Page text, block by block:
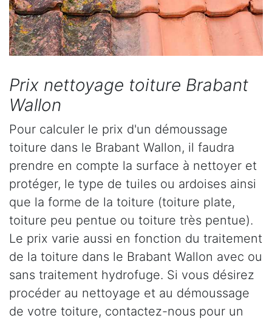
Prix nettoyage toiture Brabant
Wallon
Pour calculer le prix d'un démoussage
toiture dans le Brabant Wallon, il faudra
prendre en compte la surface à nettoyer et
protéger, le type de tuiles ou ardoises ainsi
que la forme de la toiture (toiture plate,
toiture peu pentue ou toiture très pentue).
Le prix varie aussi en fonction du traitement
de la toiture dans le Brabant Wallon avec ou
sans traitement hydrofuge. Si vous désirez
procéder au nettoyage et au démoussage
de votre toiture, contactez-nous pour un